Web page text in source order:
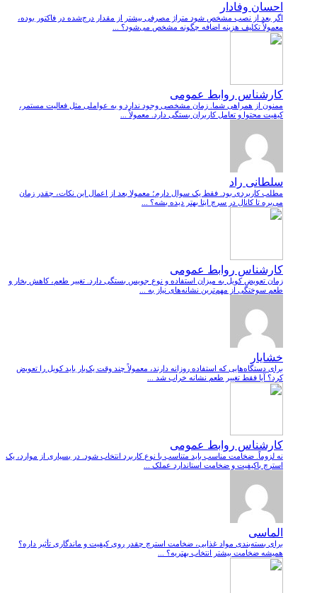
احسان وفادار
اگر بعد از نصب مشخص شود متراژ مصرفی بیشتر از مقدار درج‌شده در فاکتور بوده،
معمولاً تکلیف هزینه اضافه چگونه مشخص می‌شود؟ ...
کارشناس روابط عمومی
ممنون از همراهی شما. زمان مشخصی وجود ندارد و به عواملی مثل فعالیت مستمر،
کیفیت محتوا و تعامل کاربران بستگی دارد. معمولاً ...
سلطانی راد
مطلب کاربردی بود. فقط یک سوال دارم؛ معمولا بعد از اعمال این نکات، چقدر زمان
می‌بره تا کانال در سرچ ایتا بهتر دیده بشه؟ ...
کارشناس روابط عمومی
زمان تعویض کویل به میزان استفاده و نوع جویس بستگی دارد. تغییر طعم، کاهش بخار و
طعم سوختگی از مهم‌ترین نشانه‌های نیاز به ...
خشایار
برای دستگاه‌هایی که استفاده روزانه دارند، معمولاً چند وقت یک‌بار باید کویل را تعویض
کرد؟ آیا فقط تغییر طعم نشانه خراب شد ...
کارشناس روابط عمومی
نه لزوماً. ضخامت مناسب باید متناسب با نوع کاربرد انتخاب شود. در بسیاری از موارد، یک
استرچ باکیفیت و ضخامت استاندارد عملک ...
الماسی
برای بسته‌بندی مواد غذایی، ضخامت استرچ چقدر روی کیفیت و ماندگاری تأثیر داره؟
همیشه ضخامت بیشتر انتخاب بهتریه؟ ...